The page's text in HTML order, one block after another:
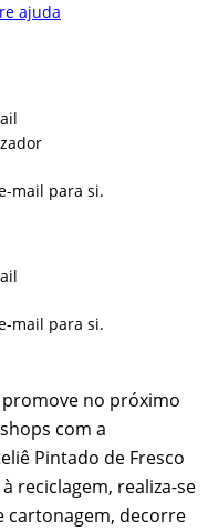
ajuda
mail para si.
mail para si.
promove no próximo
com a
Pintado de Fresco
reciclagem, realiza-se
cartonagem, decorre